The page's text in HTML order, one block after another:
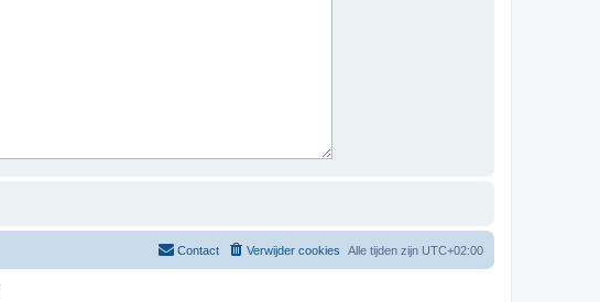
Alle tijden zijn UTC+02:00
Verwijder cookies
Contact